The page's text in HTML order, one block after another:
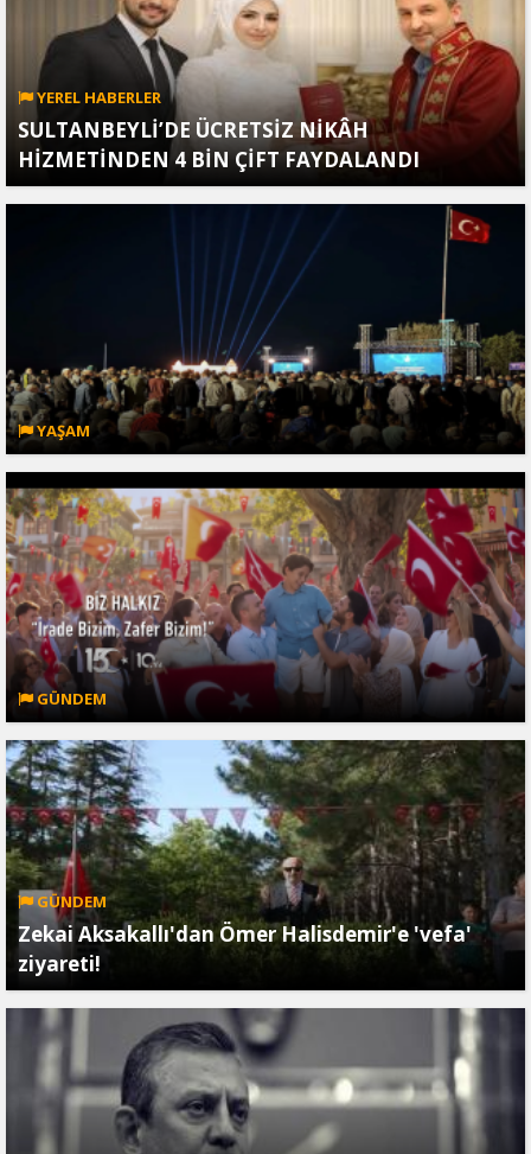
YEREL HABERLER
SULTANBEYLİ’DE ÜCRETSİZ NİKÂH
HİZMETİNDEN 4 BİN ÇİFT FAYDALANDI
YAŞAM
GÜNDEM
GÜNDEM
Zekai Aksakallı'dan Ömer Halisdemir'e 'vefa'
ziyareti!